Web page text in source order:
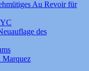
Au Revoir für
des
Marquez